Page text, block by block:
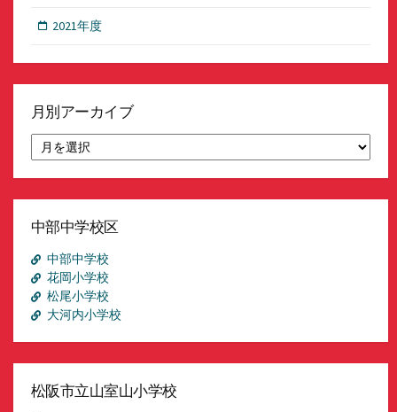
2021年度
月別アーカイブ
別
ア
イ
中部中学校区
中部中学校
花岡小学校
松尾小学校
大河内小学校
松阪市立山室山小学校